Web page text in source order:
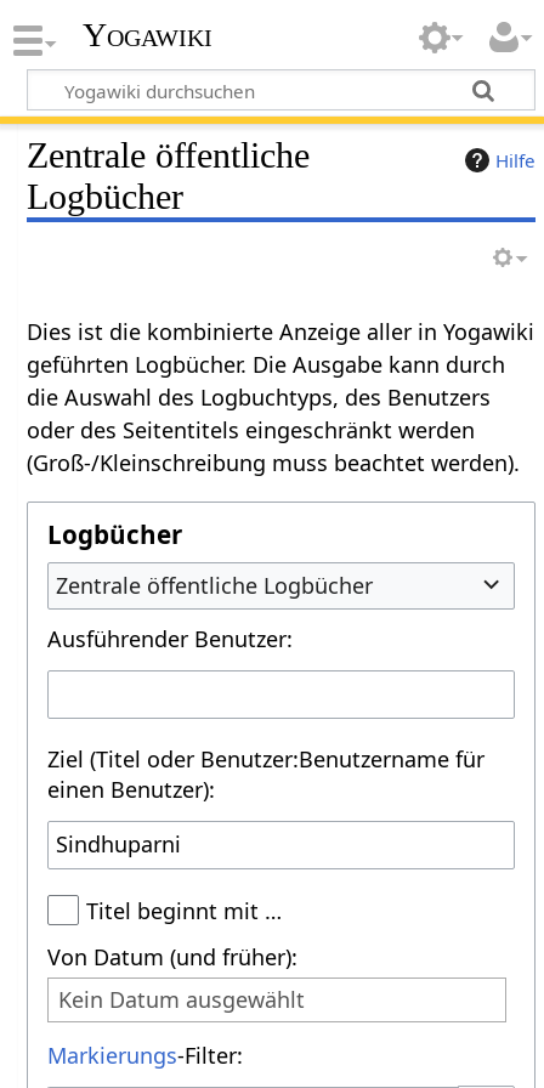
Yogawiki
Hilfe
Zentrale öffentliche
Logbücher
Dies ist die kombinierte Anzeige aller in Yogawiki
geführten Logbücher. Die Ausgabe kann durch
die Auswahl des Logbuchtyps, des Benutzers
oder des Seitentitels eingeschränkt werden
(Groß-/Kleinschreibung muss beachtet werden).
Logbücher
Zentrale öffentliche Logbücher
Ausführender Benutzer:
Ziel (Titel oder Benutzer:Benutzername für
einen Benutzer):
Titel beginnt mit …
Von Datum (und früher):
Kein Datum ausgewählt
Markierungs-Filter: